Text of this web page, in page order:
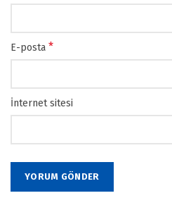
E-posta *
İnternet sitesi